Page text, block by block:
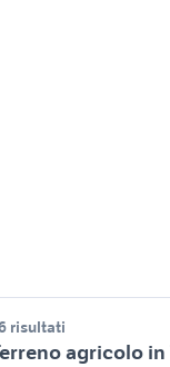
risultati
agricolo in